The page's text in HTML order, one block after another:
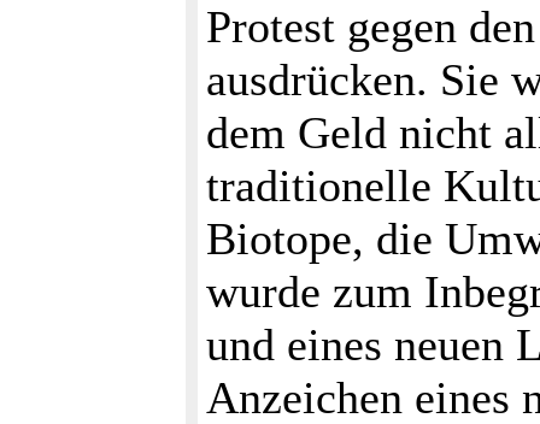
Protest gegen
ausdrücken. Sie
dem Geld nicht
traditionelle
Biotope, die
wurde zum
und eines neuen
Anzeichen eines